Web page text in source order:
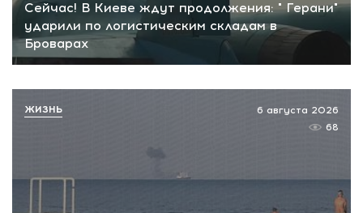
Сейчас! В Киеве ждут продолжения: " Герани"
ударили по логистическим складам в
Броварах
6 августа 2026
68
ЖИЗНЬ